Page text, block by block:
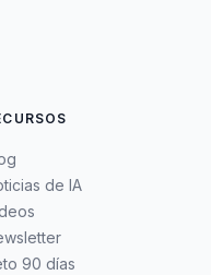
de IA
90 días